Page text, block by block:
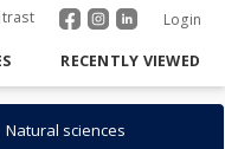
Login
RECENTLY VIEWED
Natural sciences